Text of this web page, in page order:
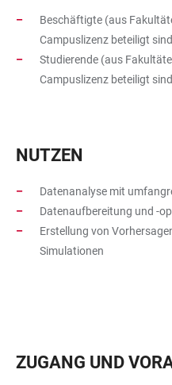
Beschäftigte (aus
Campuslizenz beteiligt
Studierende (aus
Campuslizenz beteiligt
NUTZEN
Datenanalyse mit
Datenaufbereitung und -
Erstellung von
Simulationen
ZUGANG UND